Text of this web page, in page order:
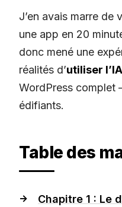
J’en avais marre de
une app en 20
donc mené une
réalités d’utiliser
WordPress complet
édifiants.
Table des
Chapitre 1 : Le